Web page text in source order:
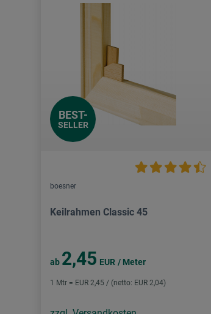
BEST-
SELLER
boesner
Keilrahmen Classic 45
ab 2,45 EUR / Meter
1 Mtr = EUR 2,45 / (netto: EUR 2,04)